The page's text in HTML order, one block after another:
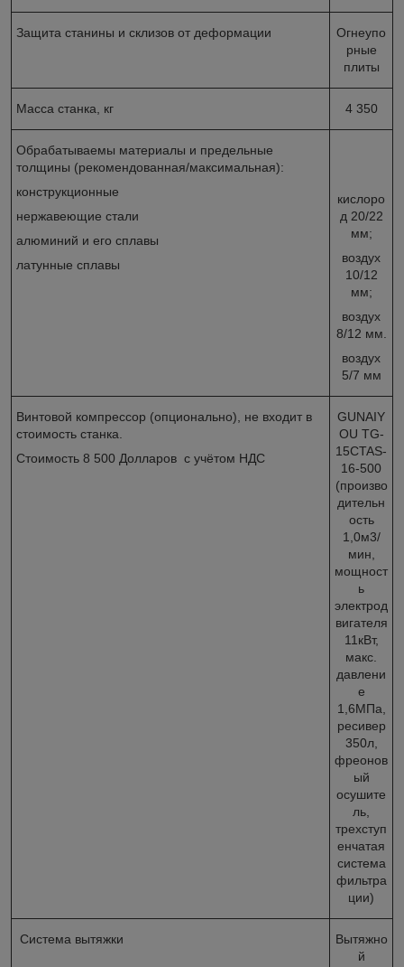
Защита станины и склизов от деформации
Огнеупо
рные
плиты
Масса станка, кг 4 350
Обрабатываемы материалы и предельные
толщины (рекомендованная/максимальная):
конструкционные
нержавеющие стали
алюминий и его сплавы
латунные сплавы
кислоро
д 20/22
мм;
воздух
10/12
мм;
воздух
8/12 мм.
воздух
5/7 мм
Винтовой компрессор (опционально), не входит в
стоимость станка.
Стоимость 8 500 Долларов с учётом НДС
GUNAIY
OU TG-
15CTAS-
16-500
(произво
дительн
ость
1,0м3/
мин,
мощност
ь
электрод
вигателя
11кВт,
макс.
давлени
е
1,6МПа,
ресивер
350л,
фреонов
ый
осушите
ль,
трехступ
енчатая
система
фильтра
ции)
Система вытяжки
Вытяжно
й